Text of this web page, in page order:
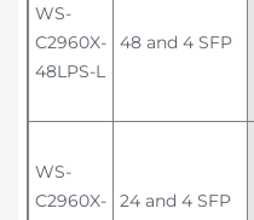
WS-
C2960X-
48LPS-L
48 and 4 SFP
WS-
C2960X-
24 and 4 SFP